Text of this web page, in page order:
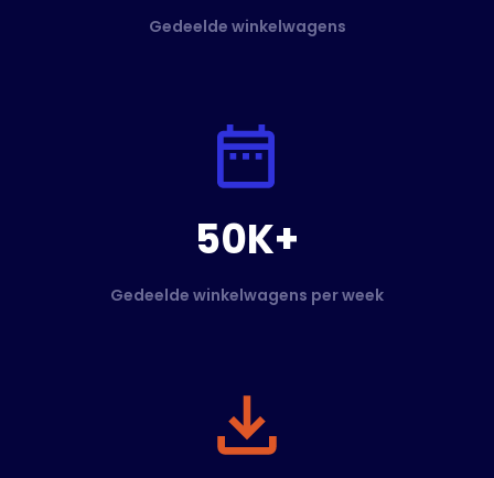
Gedeelde winkelwagens
50K+
Gedeelde winkelwagens per week